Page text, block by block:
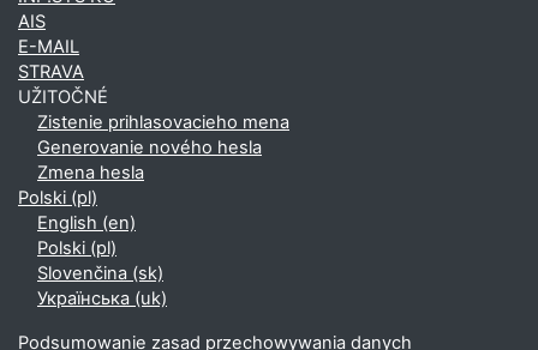
AIS
E-MAIL
STRAVA
UŽITOČNÉ
Zistenie prihlasovacieho mena
Generovanie nového hesla
Zmena hesla
Polski ‎(pl)‎
English ‎(en)‎
Polski ‎(pl)‎
Slovenčina ‎(sk)‎
Українська ‎(uk)‎
Podsumowanie zasad przechowywania danych